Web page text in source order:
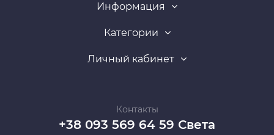
Информация
Категории
Личный кабинет
Контакты
+38 093 569 64 59 Света